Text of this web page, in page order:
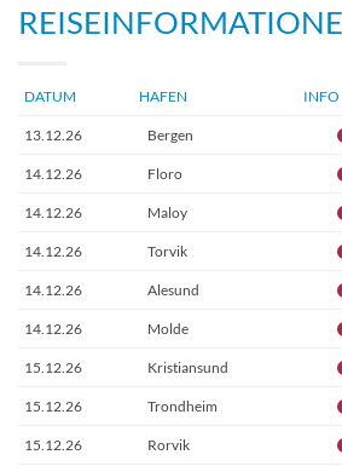
DATUM HAFEN INFO
13.12.26 Bergen
14.12.26 Floro
14.12.26 Maloy
14.12.26 Torvik
14.12.26 Alesund
14.12.26 Molde
15.12.26 Kristiansund
15.12.26 Trondheim
15.12.26 Rorvik